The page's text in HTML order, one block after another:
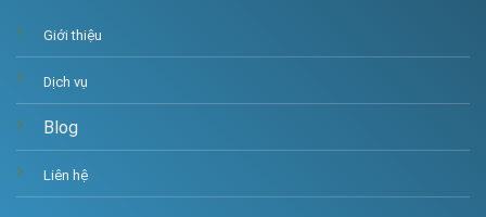
Giới thiệu
Dịch vụ
Blog
Liên hệ